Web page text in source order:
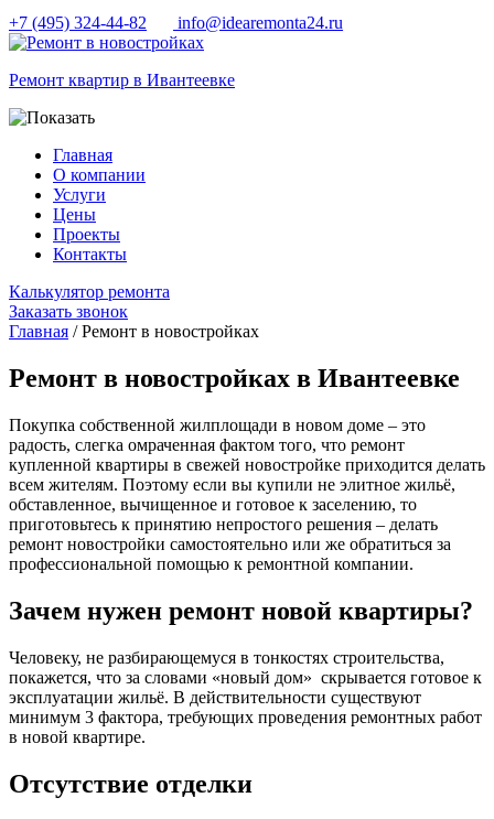
+7 (495) 324-44-82 info@idearemonta24.ru
Ремонт квартир в Ивантеевке
Главная
О компании
Услуги
Цены
Проекты
Контакты
Калькулятор ремонта
Заказать звонок
Главная / Ремонт в новостройках
Ремонт в новостройках в Ивантеевке
Покупка собственной жилплощади в новом доме – это
радость, слегка омраченная фактом того, что ремонт
купленной квартиры в свежей новостройке приходится делать
всем жителям. Поэтому если вы купили не элитное жильё,
обставленное, вычищенное и готовое к заселению, то
приготовьтесь к принятию непростого решения – делать
ремонт новостройки самостоятельно или же обратиться за
профессиональной помощью к ремонтной компании.
Зачем нужен ремонт новой квартиры?​
Человеку, не разбирающемуся в тонкостях строительства,
покажется, что за словами «новый дом» скрывается готовое к
эксплуатации жильё. В действительности существуют
минимум 3 фактора, требующих проведения ремонтных работ
в новой квартире.
Отсутствие отделки